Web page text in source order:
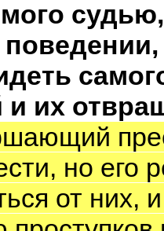
их
но его
от них,